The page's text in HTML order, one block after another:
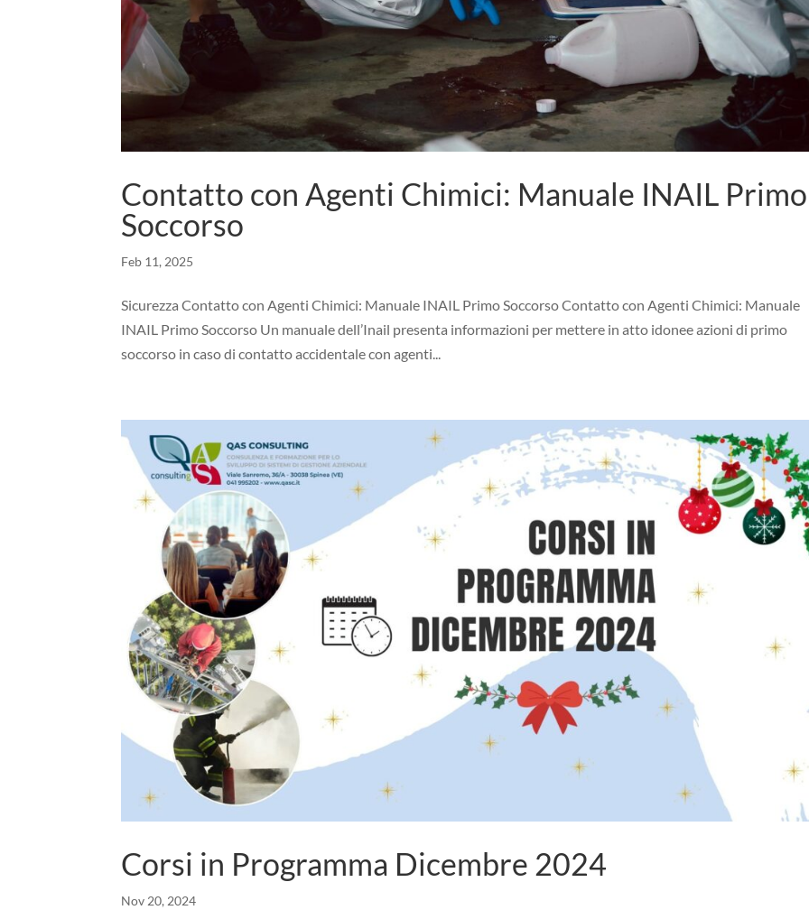
Contatto con Agenti Chimici: Manuale INAIL Primo
Soccorso
Feb 11, 2025
Sicurezza Contatto con Agenti Chimici: Manuale INAIL Primo Soccorso Contatto con Agenti Chimici: Manuale
INAIL Primo Soccorso Un manuale dell’Inail presenta informazioni per mettere in atto idonee azioni di primo
soccorso in caso di contatto accidentale con agenti...
Corsi in Programma Dicembre 2024
Nov 20, 2024